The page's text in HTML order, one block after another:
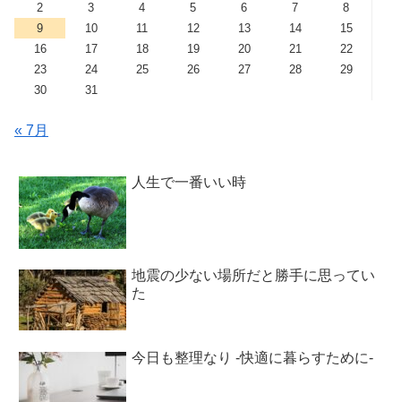
2
3 4 5 6 7
8
9
10 11 12 13 14
15
16
17 18 19 20 21
22
23
24 25 26 27 28
29
30
31
« 7月
人生で一番いい時
地震の少ない場所だと勝手に思ってい
た
今日も整理なり -快適に暮らすために-